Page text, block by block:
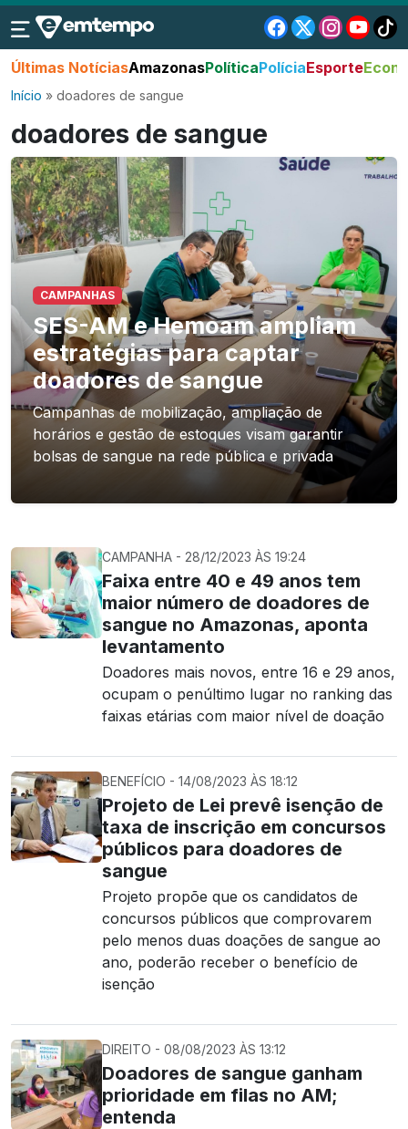
Últimas NotíciasAmazonasPolíticaPolíciaEsporte
Início » doadores de sangue
doadores de sangue
CAMPANHAS
SES-AM e Hemoam ampliam
estratégias para captar
doadores de sangue
Campanhas de mobilização, ampliação de
horários e gestão de estoques visam garantir
bolsas de sangue na rede pública e privada
CAMPANHA - 28/12/2023 ÀS 19:24
Faixa entre 40 e 49 anos tem
maior número de doadores de
sangue no Amazonas, aponta
levantamento
Doadores mais novos, entre 16 e 29 anos,
ocupam o penúltimo lugar no ranking das
faixas etárias com maior nível de doação
BENEFÍCIO - 14/08/2023 ÀS 18:12
Projeto de Lei prevê isenção de
taxa de inscrição em concursos
públicos para doadores de
sangue
Projeto propõe que os candidatos de
concursos públicos que comprovarem
pelo menos duas doações de sangue ao
ano, poderão receber o benefício de
isenção
DIREITO - 08/08/2023 ÀS 13:12
Doadores de sangue ganham
prioridade em filas no AM;
entenda